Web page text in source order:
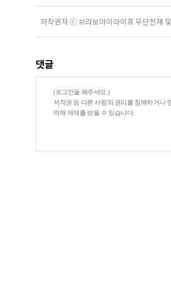
저작권자 ⓒ 브라보마이라이프 무단전재
댓글